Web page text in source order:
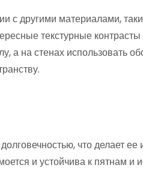
с другими материалами,
текстурные
а на стенах использовать
что делает
и устойчива к пятнам и